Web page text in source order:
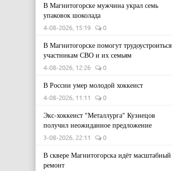
В Магнитогорске мужчина украл семь
упаковок шоколада
4-08-2026, 15:19 0
В Магнитогорске помогут трудоустроиться
участникам СВО и их семьям
4-08-2026, 12:26 0
В России умер молодой хоккеист
4-08-2026, 11:11 0
Экс-хоккеист "Металлурга" Кузнецов
получил неожиданное предложение
3-08-2026, 22:11 0
В сквере Магнитогорска идёт масштабный
ремонт